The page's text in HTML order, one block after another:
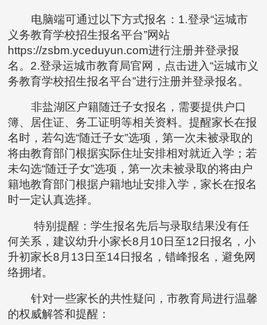
电脑端可通过以下方式报名：1.登录“运城市
义务教育学校招生报名平台”网站
https://zsbm.yceduyun.com进行注册并登录报
名。2.登录运城市教育局官网，点击进入“运城市义
务教育学校招生报名平台”进行注册并登录报名。
非盐湖区户籍随迁子女报名，需要提供户口
簿、居住证、务工证明等相关资料。提醒家长在报
名时，若勾选“随迁子女”选项，第一次未被录取的
将由教育部门根据实际住址安排相对就近入学；若
未勾选“随迁子女”选项，第一次未被录取的将由户
籍地教育部门根据户籍地址安排入学，家长在报名
时一定认真选择。
特别提醒：学生报名先后与录取结果没有任
何关系，建议幼升小家长8月10日至12日报名，小
升初家长8月13日至14日报名，错峰报名，避免网
络拥堵。
针对一些家长的共性疑问，市教育局进行温馨
的权威解答和提醒：